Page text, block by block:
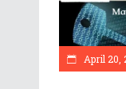
April 20,